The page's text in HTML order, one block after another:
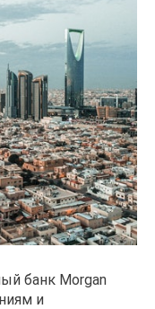
банк Morgan
и